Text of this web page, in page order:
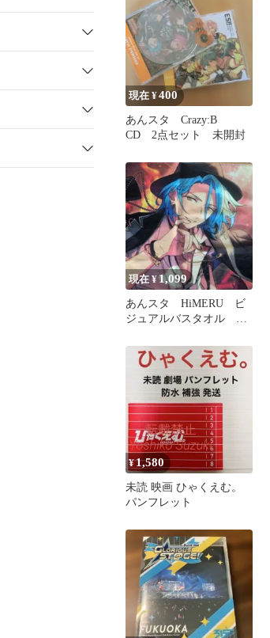
現在 ¥400
あんスタ Crazy:B
CD 2点セット 未開封
現在 ¥1,099
あんスタ HiMERU ビ
ジュアルバスタオル 攻
の糸
¥1,580
未読 映画 ひゃくえむ。
パンフレット